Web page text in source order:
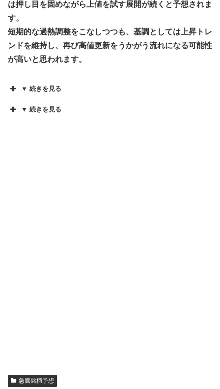
は押し目を固めながら上値を試す展開が続くと予想されま
す。
短期的な過熱調整をこなしつつも、基調としては上昇トレ
ンドを維持し、再び高値更新をうかがう流れになる可能性
が高いと思われます。
▼ 続きを見る
▼ 続きを見る
急騰銘柄予想